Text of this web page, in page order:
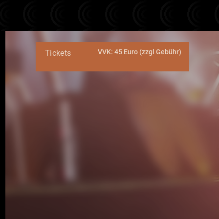
Tickets VVK: 45 Euro (zzgl Gebühr)